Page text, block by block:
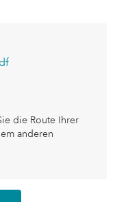
die Route Ihrer
anderen